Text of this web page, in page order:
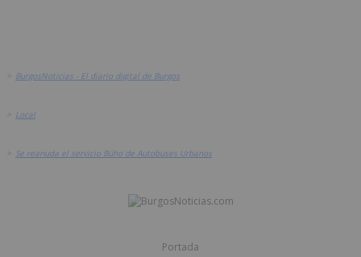
> BurgosNoticias - El diario digital de Burgos
> Local
> Se reanuda el servicio Búho de Autobuses Urbanos
Portada